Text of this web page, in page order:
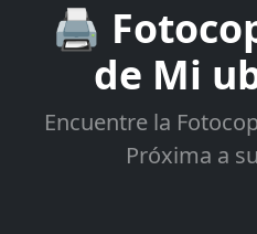
🖨️
de Mi
Encuentre la
Próxima a